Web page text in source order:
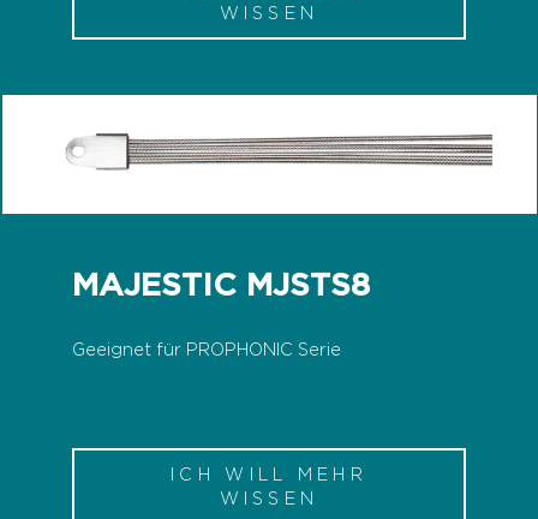
WISSEN
MAJESTIC MJSTS8
Geeignet für PROPHONIC Serie
ICH WILL MEHR
WISSEN